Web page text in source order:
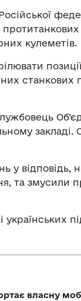
кулеметів.
станкових
закладі.
у
та змусили
власну